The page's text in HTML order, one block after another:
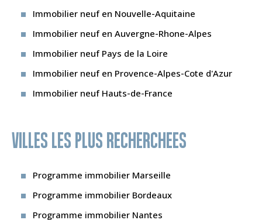
Immobilier neuf en Nouvelle-Aquitaine
Immobilier neuf en Auvergne-Rhone-Alpes
Immobilier neuf Pays de la Loire
Immobilier neuf en Provence-Alpes-Cote d'Azur
Immobilier neuf Hauts-de-France
VILLES LES PLUS RECHERCHEES
Programme immobilier Marseille
Programme immobilier Bordeaux
Programme immobilier Nantes